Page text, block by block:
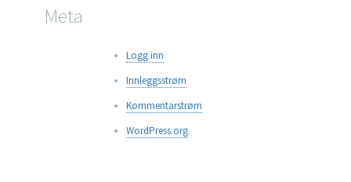
Meta
Logg inn
Innleggsstrøm
Kommentarstrøm
WordPress.org